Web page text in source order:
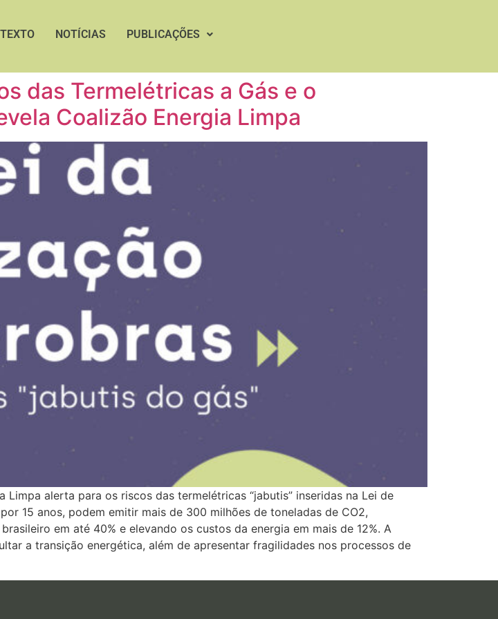
NOTÍCIAS PUBLICAÇÕES
das Termelétricas a Gás e o
Coalizão Energia Limpa
alerta para os riscos das termelétricas “jabutis” inseridas na Lei de
15 anos, podem emitir mais de 300 milhões de toneladas de CO2,
em até 40% e elevando os custos da energia em mais de 12%. A
a transição energética, além de apresentar fragilidades nos processos de